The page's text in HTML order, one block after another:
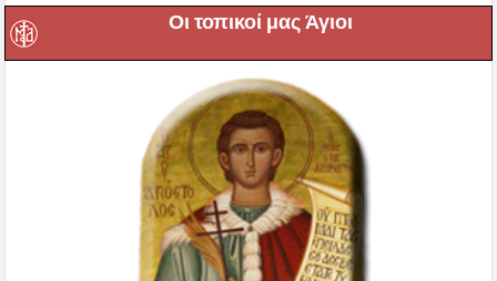
Οι τοπικοί μας Άγιοι